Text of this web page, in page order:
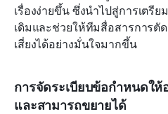
เรื่องง่ายขึ้น ซึ่งนำไปสู่การเตรี
เดิมและช่วยให้ทีมสื่อสารการตั
เสี่ยงได้อย่างมั่นใจมากขึ้น
การจัดระเบียบข้อกำหนดใ
และสามารถขยายได้